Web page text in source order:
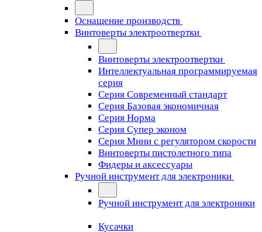
Оснащение производств
Винтоверты электроотвертки
Винтоверты электроотвертки
Интеллектуальная программируемая
серия
Серия Современный стандарт
Серия Базовая экономичная
Серия Норма
Серия Cупер эконом
Серия Мини с регулятором скорости
Винтоверты пистолетного типа
Фидеры и аксессуары
Ручной инструмент для электроники
Ручной инструмент для электроники
Кусачки